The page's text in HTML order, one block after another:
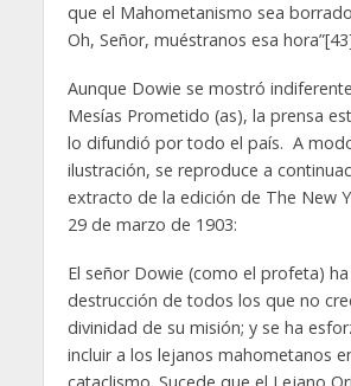
que el Mahometanismo sea
Oh, Señor, muéstranos esa
Aunque Dowie se mostró
Mesías Prometido (as), la prensa
lo difundió por todo el país. A
ilustración, se reproduce a
extracto de la edición de The New
29 de marzo de 1903:
El señor Dowie (como el profeta)
destrucción de todos los que no
divinidad de su misión; y se ha
incluir a los lejanos mahometanos